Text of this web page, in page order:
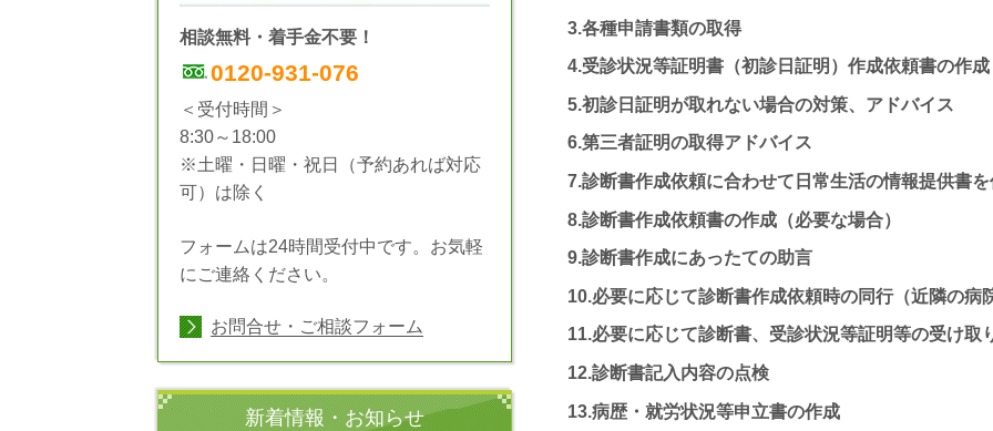
3.各種申請書類の取得
4.受診状況等証明書（初診日証明）作成依頼書の作
5.初診日証明が取れない場合の対策、アドバイス
6.第三者証明の取得アドバイス
7.診断書作成依頼に合わせて日常生活の情報提供書
8.診断書作成依頼書の作成（必要な場合）
9.診断書作成にあったての助言
10.必要に応じて診断書作成依頼時の同行（近隣の病
11.必要に応じて診断書、受診状況等証明等の受け取
12.診断書記入内容の点検
13.病歴・就労状況等申立書の作成
相談無料・着手金不要！
0120-931-076
＜受付時間＞
8:30～18:00
※土曜・日曜・祝日（予約あれば対応
可）は除く
フォームは24時間受付中です。お気軽
にご連絡ください。
お問合せ・ご相談フォーム
新着情報・お知らせ